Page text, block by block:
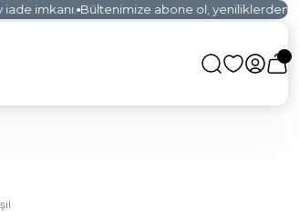
imkanı. Bültenimize abone ol, yeniliklerden ilk